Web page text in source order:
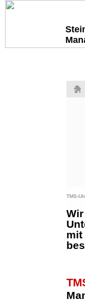
TMS-
mit